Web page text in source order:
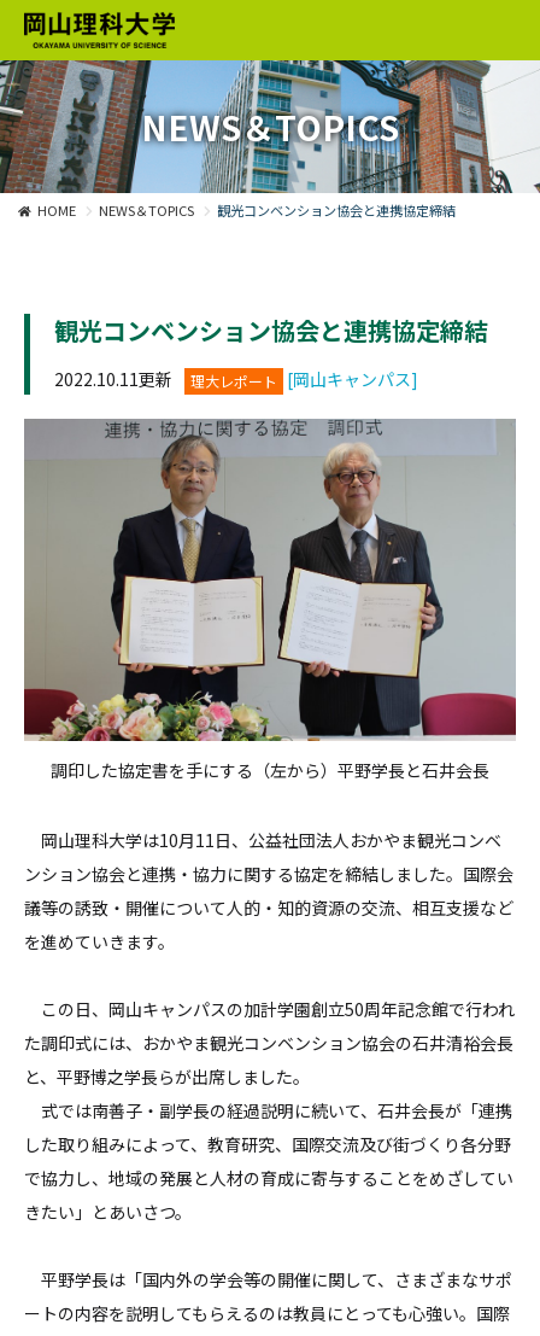
NEWS＆TOPICS
HOME NEWS＆TOPICS 観光コンベンション協会と連携協定締結
観光コンベンション協会と連携協定締結
2022.10.11更新 理大レポート [岡山キャンパス]
調印した協定書を手にする（左から）平野学長と石井会長
岡山理科大学は10月11日、公益社団法人おかやま観光コンベ
ンション協会と連携・協力に関する協定を締結しました。国際会
議等の誘致・開催について人的・知的資源の交流、相互支援など
を進めていきます。
この日、岡山キャンパスの加計学園創立50周年記念館で行われ
た調印式には、おかやま観光コンベンション協会の石井清裕会長
と、平野博之学長らが出席しました。
式では南善子・副学長の経過説明に続いて、石井会長が「連携
した取り組みによって、教育研究、国際交流及び街づくり各分野
で協力し、地域の発展と人材の育成に寄与することをめざしてい
きたい」とあいさつ。
平野学長は「国内外の学会等の開催に関して、さまざまなサポ
ートの内容を説明してもらえるのは教員にとっても心強い。国際